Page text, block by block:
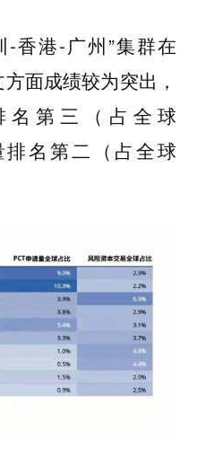
-香港-广州”集群在
面成绩较为突出，
第三（占全球
排名第二（占全球